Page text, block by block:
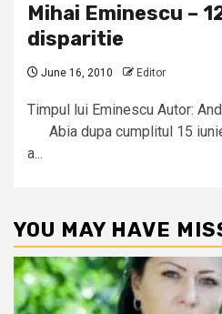
Mihai Eminescu –
disparitie
June 16, 2010 Editor
Timpul lui Eminescu Autor:
Abia dupa cumplitul 15
a...
YOU MAY HAVE